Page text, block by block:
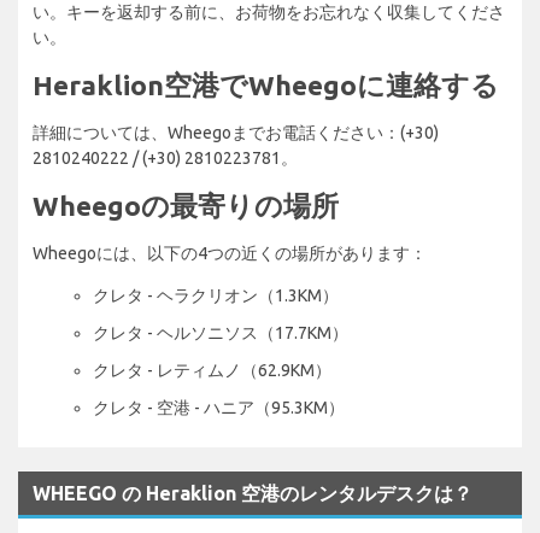
い。キーを返却する前に、お荷物をお忘れなく収集してくださ
い。
Heraklion空港でWheegoに連絡する
詳細については、Wheegoまでお電話ください：(+30)
2810240222 / (+30) 2810223781。
Wheegoの最寄りの場所
Wheegoには、以下の4つの近くの場所があります：
クレタ - ヘラクリオン（1.3KM）
クレタ - ヘルソニソス（17.7KM）
クレタ - レティムノ（62.9KM）
クレタ - 空港 - ハニア（95.3KM）
WHEEGO の Heraklion 空港のレンタルデスクは？